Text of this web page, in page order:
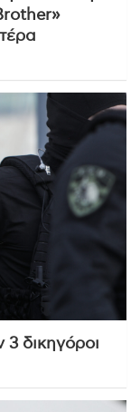
3 δικηγόροι